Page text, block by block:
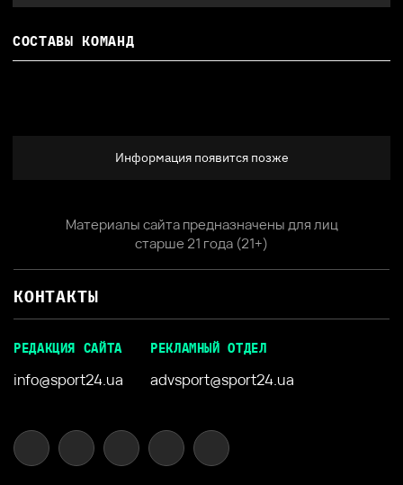
СОСТАВЫ КОМАНД
Информация появится позже
Материалы сайта предназначены для лиц
старше 21 года (21+)
КОНТАКТЫ
РЕДАКЦИЯ САЙТА
info@sport24.ua
РЕКЛАМНЫЙ ОТДЕЛ
advsport@sport24.ua